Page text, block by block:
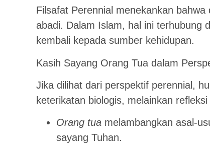
Filsafat Perennial menekankan
abadi. Dalam Islam, hal ini terhubung
kembali kepada sumber kehidupan.
Kasih Sayang Orang Tua dalam
Jika dilihat dari perspektif perennial,
keterikatan biologis, melainkan
Orang tua melambangkan asal-
sayang Tuhan.